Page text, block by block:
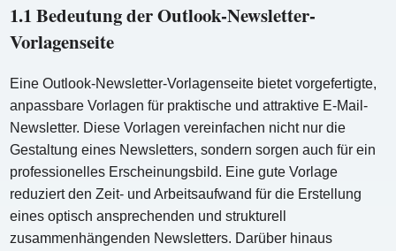
1.1 Bedeutung der Outlook-Newsletter-
Vorlagenseite
Eine Outlook-Newsletter-Vorlagenseite bietet vorgefertigte,
anpassbare Vorlagen für praktische und attraktive E-Mail-
Newsletter. Diese Vorlagen vereinfachen nicht nur die
Gestaltung eines Newsletters, sondern sorgen auch für ein
professionelles Erscheinungsbild. Eine gute Vorlage
reduziert den Zeit- und Arbeitsaufwand für die Erstellung
eines optisch ansprechenden und strukturell
zusammenhängenden Newsletters. Darüber hinaus